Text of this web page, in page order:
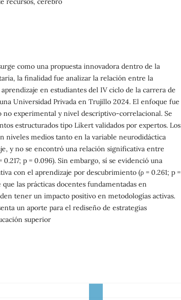
como una propuesta innovadora dentro de la
la finalidad fue analizar la relación entre la
en estudiantes del IV ciclo de la carrera de
Universidad Privada en Trujillo 2024. El enfoque fue
no experimental y nivel descriptivo-correlacional. Se
estructurados tipo Likert validados por expertos. Los
niveles medios tanto en la variable neurodidáctica
y no se encontró una relación significativa entre
0.217; p = 0.096). Sin embargo, sí se evidenció una
con el aprendizaje por descubrimiento (ρ = 0.261; p =
que las prácticas docentes fundamentadas en
tener un impacto positivo en metodologías activas.
un aporte para el rediseño de estrategias
superior